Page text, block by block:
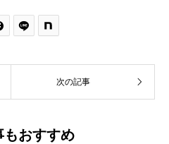
次の記事
もおすすめ